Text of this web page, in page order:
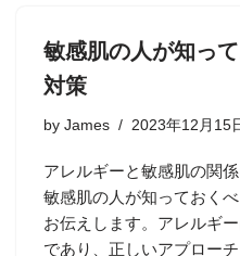
敏感肌の人が知っ
対策
by James 2023年12月15
アレルギーと敏感肌の関
敏感肌の人が知っておく
お伝えします。アレルギ
であり、正しいアプロー